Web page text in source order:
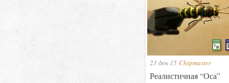
23 дек 15 Chipmaster
Реалистичная “Оса”